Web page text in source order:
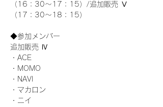
（16：30～17：15）/追加販売 Ⅴ
（17：30～18：15）
◆参加メンバー
追加販売 Ⅳ
・ACE
・MOMO
・NAVI
・マカロン
・ニイ